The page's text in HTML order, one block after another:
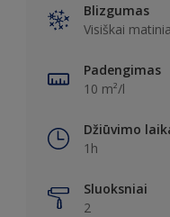
Blizgumas
Visiškai
Padengimas
10 m²/l
Džiūvimo
1h
Sluoksniai
2